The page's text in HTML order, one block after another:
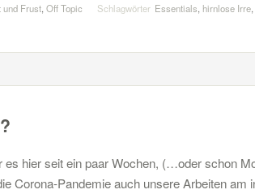
und Frust, Off Topic Schlagwörter Essentials, hirnlose Irre,
es hier seit ein paar Wochen, (…oder schon
Corona-Pandemie auch unsere Arbeiten am